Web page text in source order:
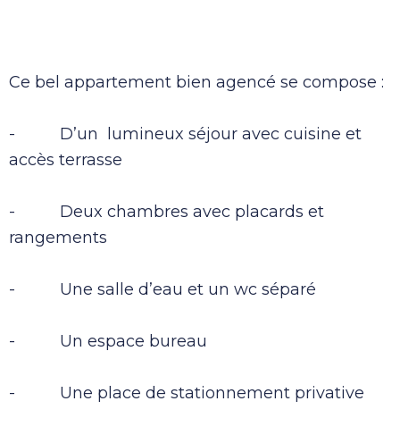
Ce bel appartement bien agencé se compose :
- D’un lumineux séjour avec cuisine et
accès terrasse
- Deux chambres avec placards et
rangements
- Une salle d’eau et un wc séparé
- Un espace bureau
- Une place de stationnement privative